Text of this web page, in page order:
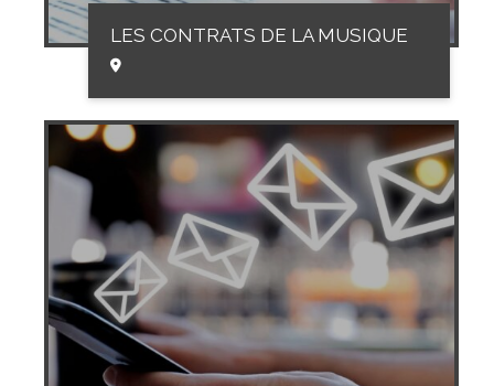
LES CONTRATS DE LA MUSIQUE